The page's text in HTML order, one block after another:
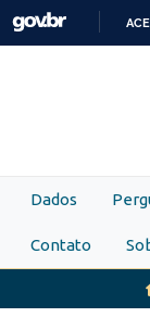
Skip to main content
Dados
Contato